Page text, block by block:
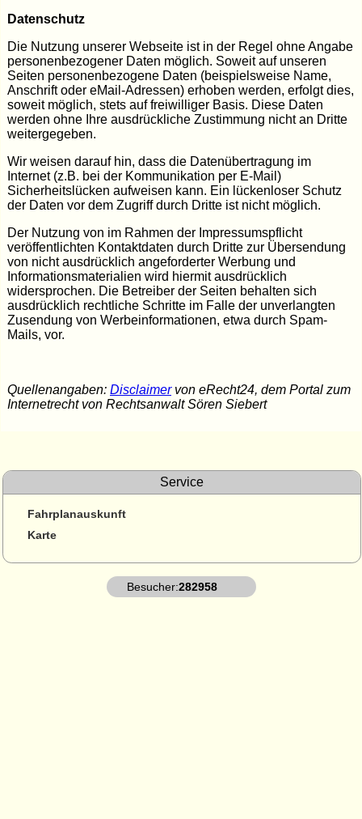
Datenschutz
Die Nutzung unserer Webseite ist in der Regel ohne Angabe
personenbezogener Daten möglich. Soweit auf unseren
Seiten personenbezogene Daten (beispielsweise Name,
Anschrift oder eMail-Adressen) erhoben werden, erfolgt dies,
soweit möglich, stets auf freiwilliger Basis. Diese Daten
werden ohne Ihre ausdrückliche Zustimmung nicht an Dritte
weitergegeben.
Wir weisen darauf hin, dass die Datenübertragung im
Internet (z.B. bei der Kommunikation per E-Mail)
Sicherheitslücken aufweisen kann. Ein lückenloser Schutz
der Daten vor dem Zugriff durch Dritte ist nicht möglich.
Der Nutzung von im Rahmen der Impressumspflicht
veröffentlichten Kontaktdaten durch Dritte zur Übersendung
von nicht ausdrücklich angeforderter Werbung und
Informationsmaterialien wird hiermit ausdrücklich
widersprochen. Die Betreiber der Seiten behalten sich
ausdrücklich rechtliche Schritte im Falle der unverlangten
Zusendung von Werbeinformationen, etwa durch Spam-
Mails, vor.
Quellenangaben: Disclaimervon eRecht24, dem Portal zum
Internetrecht von Rechtsanwalt Sören Siebert
Service
Fahrplanauskunft
Karte
Besucher:282958